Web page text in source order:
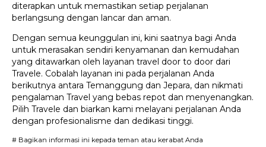
diterapkan untuk memastikan setiap perjalanan
berlangsung dengan lancar dan aman.
Dengan semua keunggulan ini, kini saatnya bagi Anda
untuk merasakan sendiri kenyamanan dan kemudahan
yang ditawarkan oleh layanan travel door to door dari
Travele. Cobalah layanan ini pada perjalanan Anda
berikutnya antara Temanggung dan Jepara, dan nikmati
pengalaman Travel yang bebas repot dan menyenangkan.
Pilih Travele dan biarkan kami melayani perjalanan Anda
dengan profesionalisme dan dedikasi tinggi.
# Bagikan informasi ini kepada teman atau kerabat Anda